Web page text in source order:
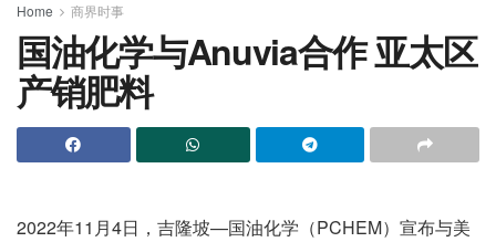
Home 商界时事
国油化学与Anuvia合作 亚太区
产销肥料
2022年11月4日，吉隆坡—国油化学（PCHEM）宣布与美